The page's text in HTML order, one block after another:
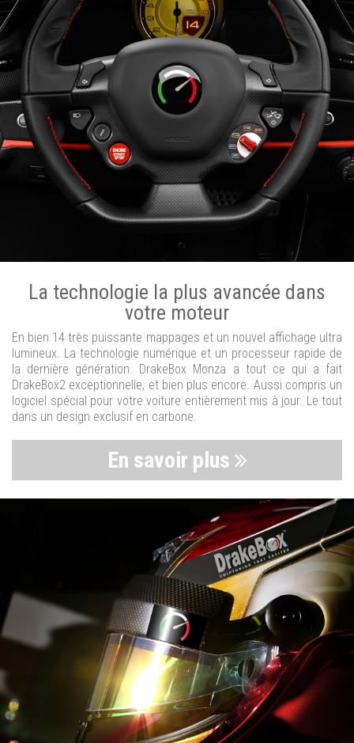
La technologie la plus avancée dans
votre moteur
En bien 14 très puissante mappages et un nouvel affichage ultra
lumineux. La technologie numérique et un processeur rapide de
la dernière génération. DrakeBox Monza a tout ce qui a fait
DrakeBox2 exceptionnelle, et bien plus encore. Aussi compris un
logiciel spécial pour votre voiture entièrement mis à jour. Le tout
dans un design exclusif en carbone.
En savoir plus